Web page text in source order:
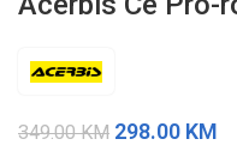
349.00KM 298.00 KM